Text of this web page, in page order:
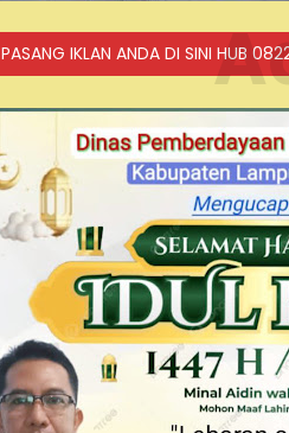
PASANG IKLAN ANDA DI SINI HUB